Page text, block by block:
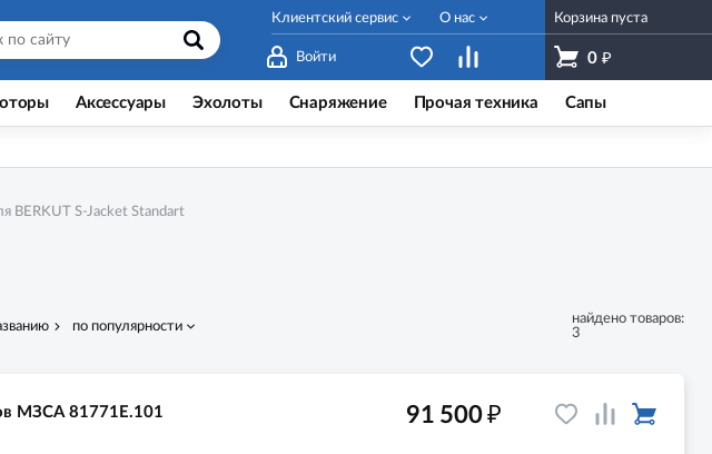
Войти
Корзина пуста
0 ₽
Клиентский сервис О нас
Аксессуары Эхолоты Снаряжение Прочая техника Сапы
BERKUT S-Jacket Standart
по популярности
найдено товаров:
3
МЗСА 81771E.101 91 500₽